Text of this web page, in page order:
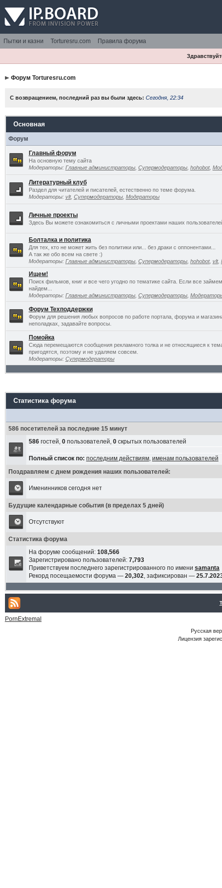
Пытки и казни Torturesru.com Правила форума
Форум Torturesru.com
С возвращением, последний раз вы были здесь: Сегодня, 22:34
Основная
Форум
Главный форум
На основную тему сайта
Модераторы: Главные администраторы, Супермодераторы, hohobot,
Литературный клуб
Раздел для читателей и писателей, естественно по теме форума.
Модераторы: vlt, Супермодераторы, Модераторы
Личные проекты
Здесь Вы можете ознакомиться с личными проектами наших
Болталка и политика
Для тех, кто не может жить без политики или... без драки с оппонентами...
А так же обо всем на свете :)
Модераторы: Главные администраторы, Супермодераторы, hohobot, vlt,
Ищем!
Поиск фильмов, книг и все чего угодно по тематике сайта. Если все
найдем...
Модераторы: Главные администраторы, Супермодераторы,
Форум Техподдержки
Форум для решения любых вопросов по работе портала, форума и
неполадках, задавайте вопросы.
Помойка
Сюда перемещаются сообщения рекламного толка и не относящиеся к
пригодятся, поэтому и не удаляем совсем.
Модераторы: Супермодераторы
Статистика форума
586 посетителей за последние 15 минут
586гостей, 0пользователей, 0скрытых пользователей
Полный список по: последним действиям, именам пользователей
Поздравляем с днем рождения наших пользователей:
Именинников сегодня нет
Будущие календарные события (в пределах 5 дней)
Отсутствуют
Статистика форума
На форуме сообщений: 108,566
Зарегистрировано пользователей: 7,793
Приветствуем последнего зарегистрированного по имени samanta
Рекорд посещаемости форума — 20,302, зафиксирован —
PornExtremal
Русская
Лицензия